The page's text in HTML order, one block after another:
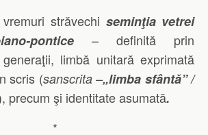
străvechi seminţia vetrei
pontice – definită prin
limbă unitară exprimată
scris (sanscrita –„limba sfântă” /
precum şi identitate asumată.
*